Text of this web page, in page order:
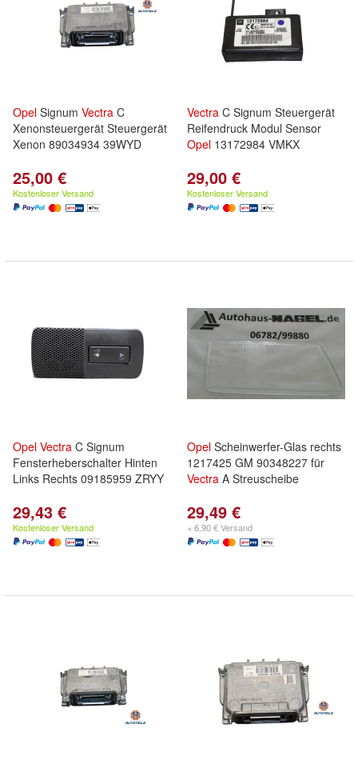
Opel Signum Vectra C
Xenonsteuergerät Steuergerät
Xenon 89034934 39WYD
25,00 €
Kostenloser Versand
Vectra C Signum Steuergerät
Reifendruck Modul Sensor
Opel 13172984 VMKX
29,00 €
Kostenloser Versand
Opel Vectra C Signum
Fensterheberschalter Hinten
Links Rechts 09185959 ZRYY
29,43 €
Kostenloser Versand
Opel Scheinwerfer-Glas rechts
1217425 GM 90348227 für
Vectra A Streuscheibe
29,49 €
+ 6,90 € Versand